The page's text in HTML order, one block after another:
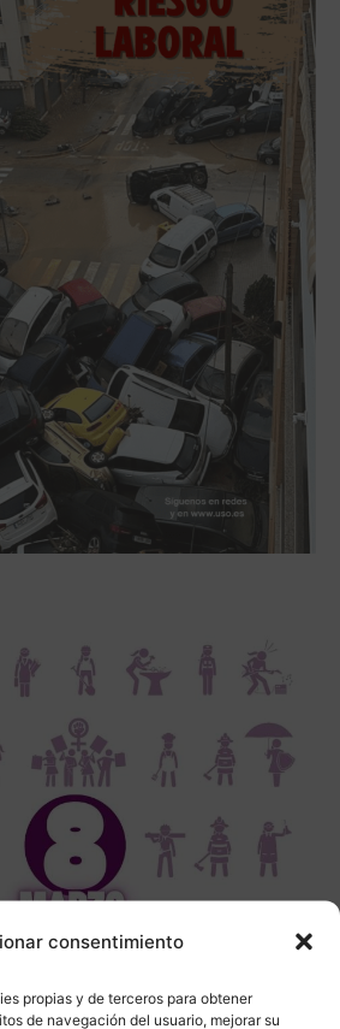
consentimiento
propias y de terceros para obtener
de navegación del usuario, mejorar su